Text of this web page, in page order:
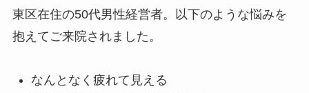
東区在住の50代男性経営者。以下のような悩みを
抱えてご来院されました。
なんとなく疲れて見える